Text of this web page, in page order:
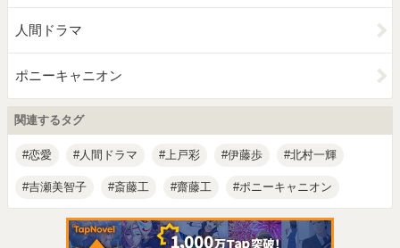
人間ドラマ
ポニーキャニオン
関連するタグ
恋愛 人間ドラマ 上戸彩 伊藤歩 北村一輝
吉瀬美智子 斎藤工 齋藤工 ポニーキャニオン